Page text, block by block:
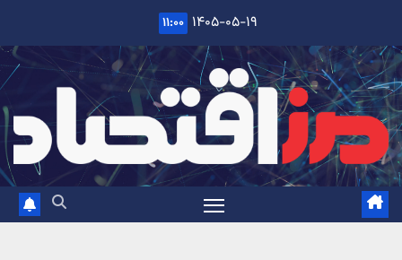
content
۱۴۰۵-۰۵-۱۹ ۱۱:۰۰